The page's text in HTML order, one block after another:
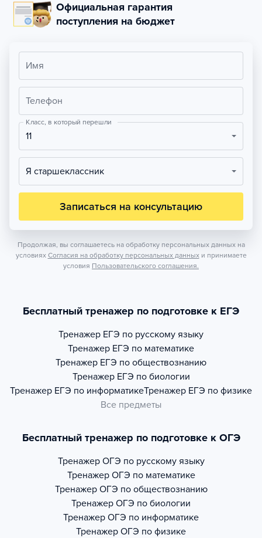
Официальная гарантия
поступления на бюджет
Имя
Телефон
Класс, в который перешли
11
Я старшеклассник
Записаться на консультацию
Продолжая, вы соглашаетесь на обработку персональных данных на
условиях Согласия на обработку персональных данных и принимаете
условия Пользовательского соглашения.
Бесплатный тренажер по подготовке к ЕГЭ
Тренажер ЕГЭ по русскому языку
Тренажер ЕГЭ по математике
Тренажер ЕГЭ по обществознанию
Тренажер ЕГЭ по биологии
Тренажер ЕГЭ по информатикеТренажер ЕГЭ по физике
Все предметы
Бесплатный тренажер по подготовке к ОГЭ
Тренажер ОГЭ по русскому языку
Тренажер ОГЭ по математике
Тренажер ОГЭ по обществознанию
Тренажер ОГЭ по биологии
Тренажер ОГЭ по информатике
Тренажер ОГЭ по физике